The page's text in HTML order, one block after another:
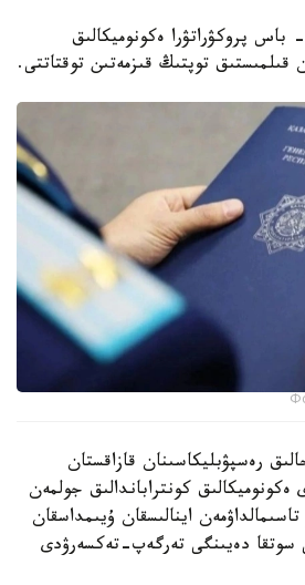
استانا. KAZINFORM - باس پروكۋراتۋرا ەكونوميكالىق
قىلمىستىق توپتىڭ قىزمەتىن توقتاتتى.
رەسپۋبليكاسىنان قازاقستان
ەكونوميكالىق كونتراباندالىق جولمەن
اينالىسقان ۇيىمداسقان
سوتقا دەيىنگى تەرگەپ-تەكسەرۋدى